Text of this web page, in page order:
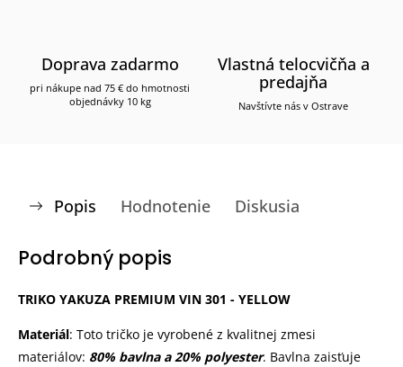
Doprava zadarmo
pri nákupe nad 75 € do hmotnosti
objednávky 10 kg
Vlastná telocvičňa a
predajňa
Navštívte nás v Ostrave
Popis Hodnotenie Diskusia
Podrobný popis
TRIKO YAKUZA PREMIUM VIN 301 - YELLOW
Materiál: Toto tričko je vyrobené z kvalitnej zmesi
materiálov: 80% bavlna a 20% polyester. Bavlna zaisťuje